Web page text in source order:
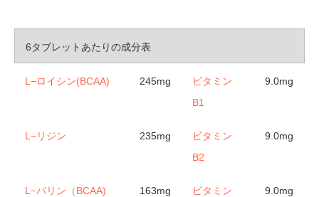
6タブレットあたりの成分表
L−ロイシン(BCAA) 245mg
ビタミン
B1
9.0mg
L−リジン 235mg
ビタミン
B2
9.0mg
L−バリン（BCAA) 163mg
ビタミン
9.0mg